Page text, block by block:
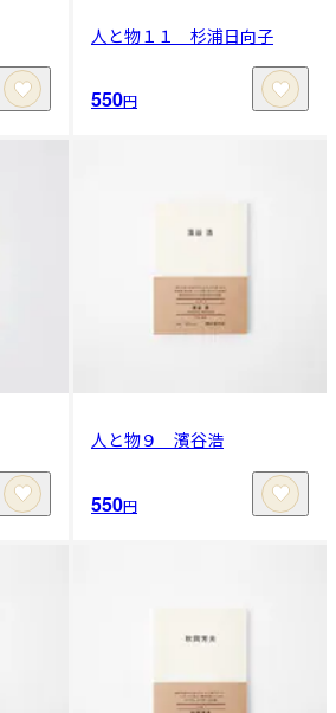
人と物１１ 杉浦日向子
550円
人と物９ 濱谷浩
550円